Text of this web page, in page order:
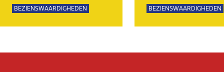
BEZIENSWAARDIGHEDEN BEZIENSWAARDIGHEDEN